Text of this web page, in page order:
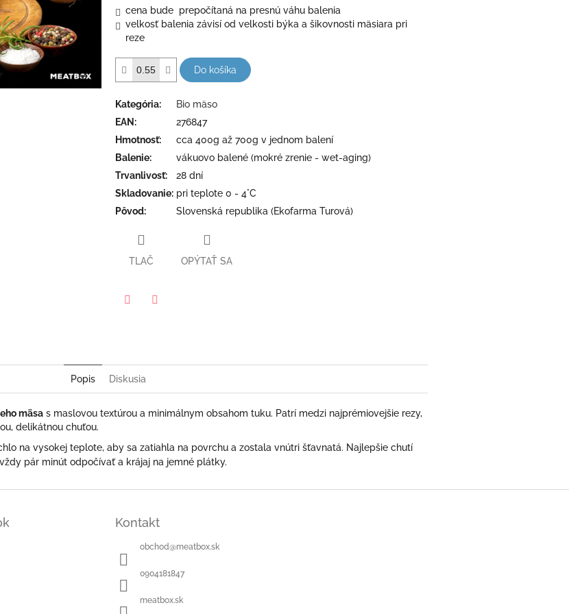
cena bude prepočítaná na presnú váhu balenia
velkosť balenia závisí od velkosti býka a šikovnosti mäsiara pri
reze
Do košíka
Kategória:
Bio mäso
EAN :
276847
Hmotnosť:
cca 400g až 700g v jednom balení
Balenie:
vákuovo balené (mokré zrenie - wet-aging)
Trvanlivosť:
28 dní
Skladovanie: pri teplote 0 - 4°C
Pôvod: Slovenská republika (Ekofarma Turová)
TLAČ OPÝTAŤ SA
Popis Diskusia
mäsa s maslovou textúrou a minimálnym obsahom tuku. Patrí medzi najprémiovejšie rezy,
delikátnou chuťou.
na vysokej teplote, aby sa zatiahla na povrchu a zostala vnútri šťavnatá. Najlepšie chutí
pár minút odpočívať a krájaj na jemné plátky.
Kontakt
obchod@meatbox.sk
0904181847
meatbox.sk